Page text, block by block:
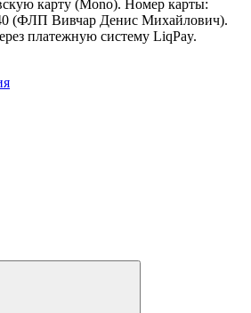
карту (Mono). Номер карты:
(ФЛП Вивчар Денис Михайлович).
платежную систему LiqPay.